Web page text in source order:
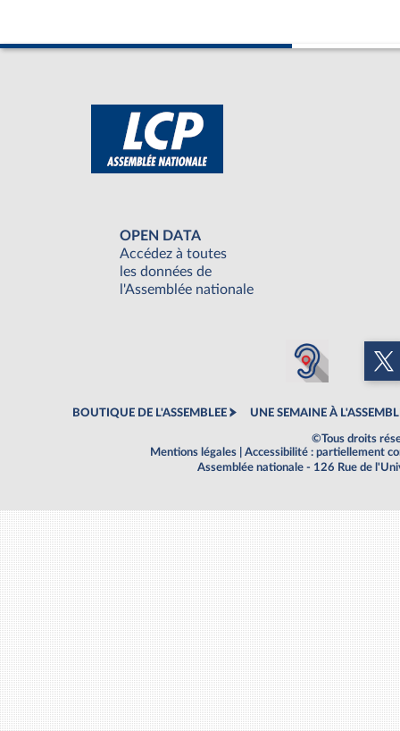
OPEN DATA
Accédez à toutes
les données de
l'Assemblée nationale
BOUTIQUE DE L'ASSEMBLEE UNE SEMAINE À
©Tous droits
Mentions légales
Accessibilité : partiellement
Assemblée nationale - 126 Rue de